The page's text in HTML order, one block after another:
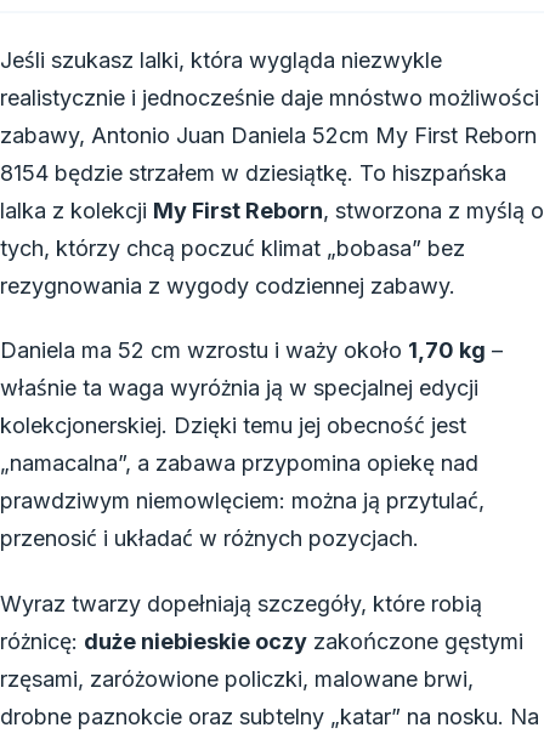
Jeśli szukasz lalki, która wygląda niezwykle
realistycznie i jednocześnie daje mnóstwo możliwości
zabawy, Antonio Juan Daniela 52cm My First Reborn
8154 będzie strzałem w dziesiątkę. To hiszpańska
lalka z kolekcji My First Reborn, stworzona z myślą o
tych, którzy chcą poczuć klimat „bobasa” bez
rezygnowania z wygody codziennej zabawy.
Daniela ma 52 cm wzrostu i waży około 1,70 kg –
właśnie ta waga wyróżnia ją w specjalnej edycji
kolekcjonerskiej. Dzięki temu jej obecność jest
„namacalna”, a zabawa przypomina opiekę nad
prawdziwym niemowlęciem: można ją przytulać,
przenosić i układać w różnych pozycjach.
Wyraz twarzy dopełniają szczegóły, które robią
różnicę: duże niebieskie oczy zakończone gęstymi
rzęsami, zaróżowione policzki, malowane brwi,
drobne paznokcie oraz subtelny „katar” na nosku. Na